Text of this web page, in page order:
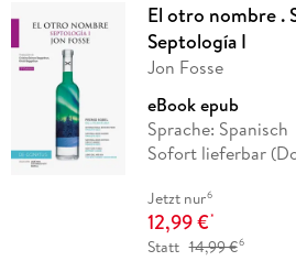
El otro nombre .
Septología I
Jon Fosse
eBook epub
Sprache: Spanisch
Sofort lieferbar
Jetzt nur6
12,99 €*
Statt 14,99 €6